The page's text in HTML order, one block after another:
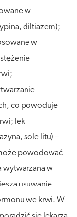
w
diltiazem);
w
co powoduje
leki
sole litu) –
powodować
wytwarzana w
usuwanie
we krwi. W